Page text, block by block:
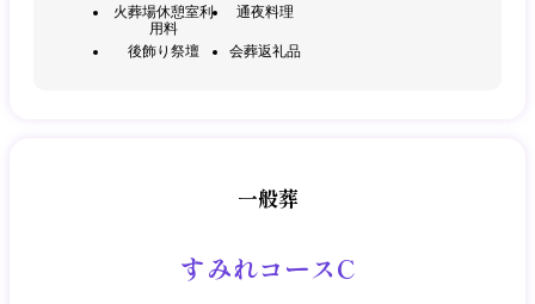
火葬場休憩室利
用料
通夜料理
後飾り祭壇 会葬返礼品
一般葬
すみれコースC